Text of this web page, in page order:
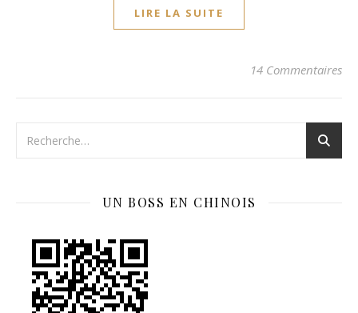
LIRE LA SUITE
14 Commentaires
UN BOSS EN CHINOIS